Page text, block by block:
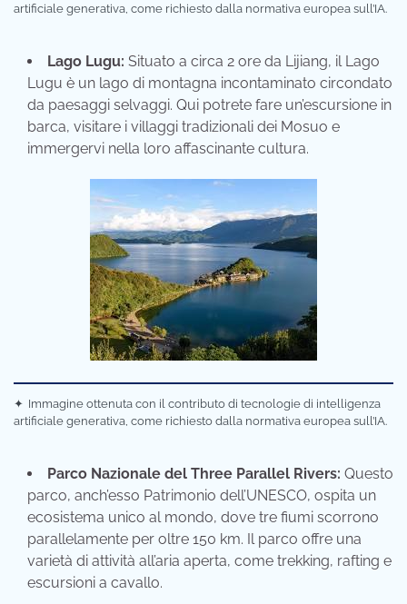
artificiale generativa, come richiesto dalla normativa europea sull’IA.
Lago Lugu: Situato a circa 2 ore da Lijiang, il Lago
Lugu è un lago di montagna incontaminato circondato
da paesaggi selvaggi. Qui potrete fare un’escursione in
barca, visitare i villaggi tradizionali dei Mosuo e
immergervi nella loro affascinante cultura.
✦ Immagine ottenuta con il contributo di tecnologie di intelligenza
artificiale generativa, come richiesto dalla normativa europea sull’IA.
Parco Nazionale del Three Parallel Rivers: Questo
parco, anch’esso Patrimonio dell’UNESCO, ospita un
ecosistema unico al mondo, dove tre fiumi scorrono
parallelamente per oltre 150 km. Il parco offre una
varietà di attività all’aria aperta, come trekking, rafting e
escursioni a cavallo.